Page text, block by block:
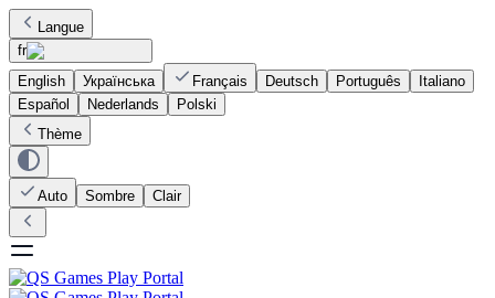
Langue
fr
English
Українська Français Deutsch Português
Italiano
Español
Nederlands
Polski
Thème
Auto Sombre Clair